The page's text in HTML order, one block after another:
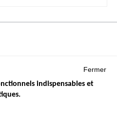
Fermer
indispensables et